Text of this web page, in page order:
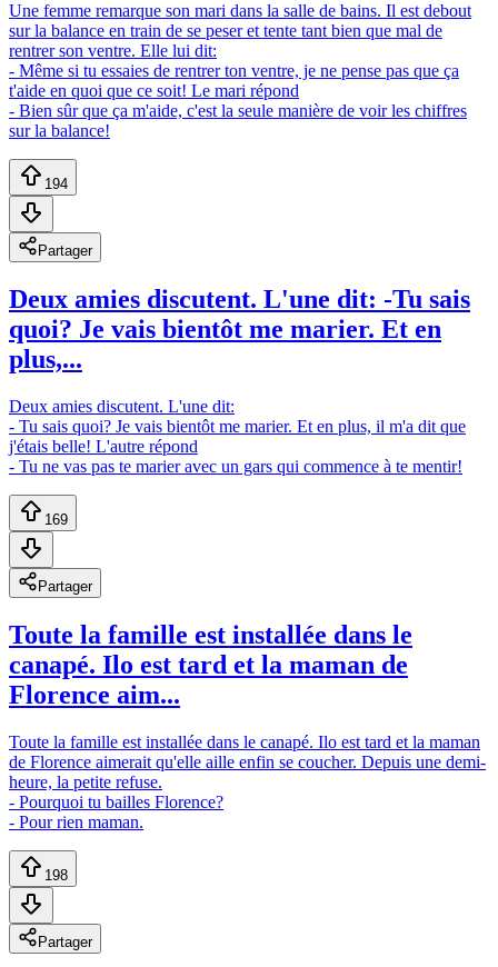
Une femme remarque son mari dans la salle de bains. Il est debout
sur la balance en train de se peser et tente tant bien que mal de
rentrer son ventre. Elle lui dit:
- Même si tu essaies de rentrer ton ventre, je ne pense pas que ça
t'aide en quoi que ce soit! Le mari répond
- Bien sûr que ça m'aide, c'est la seule manière de voir les chiffres
sur la balance!
194
Partager
Deux amies discutent. L'une dit: -Tu sais
quoi? Je vais bientôt me marier. Et en
plus,...
Deux amies discutent. L'une dit:
- Tu sais quoi? Je vais bientôt me marier. Et en plus, il m'a dit que
j'étais belle! L'autre répond
- Tu ne vas pas te marier avec un gars qui commence à te mentir!
169
Partager
Toute la famille est installée dans le
canapé. Ilo est tard et la maman de
Florence aim...
Toute la famille est installée dans le canapé. Ilo est tard et la maman
de Florence aimerait qu'elle aille enfin se coucher. Depuis une demi-
heure, la petite refuse.
- Pourquoi tu bailles Florence?
- Pour rien maman.
198
Partager